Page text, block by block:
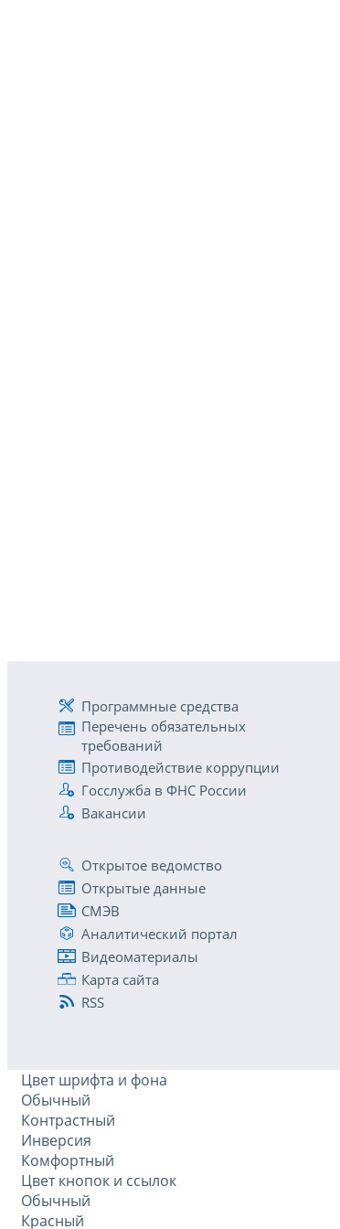
Программные средства
Перечень обязательных
требований
Противодействие коррупции
Госслужба в ФНС России
Вакансии
Открытое ведомство
Открытые данные
СМЭВ
Аналитический портал
Видеоматериалы
Карта сайта
RSS
Цвет шрифта и фона
Обычный
Контрастный
Инверсия
Комфортный
Цвет кнопок и ссылок
Обычный
Красный